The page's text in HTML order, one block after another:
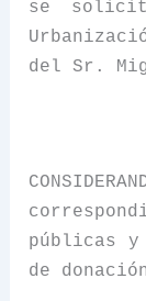
se
del Sr.
públicas y
de